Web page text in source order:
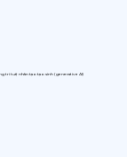
trí tuệ nhân tạo tạo sinh (generative AI)